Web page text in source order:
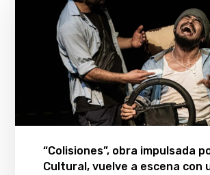
“Colisiones”, obra impulsada
Cultural, vuelve a escena con